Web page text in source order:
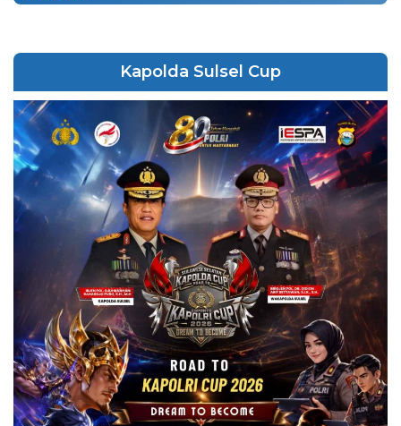
Kapolda Sulsel Cup